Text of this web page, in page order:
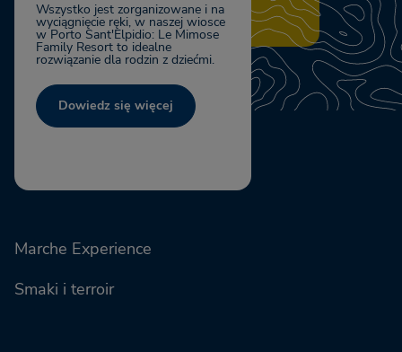
Wszystko jest zorganizowane i na
wyciągnięcie ręki, w naszej wiosce
w Porto Sant'Elpidio: Le Mimose
Family Resort to idealne
rozwiązanie dla rodzin z dziećmi.
Dowiedz się więcej
Marche Experience
Smaki i terroir